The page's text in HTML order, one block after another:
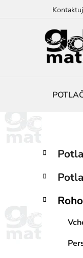
na
B
č
ý
Preskočiť
kategórie
K
a
e
ó